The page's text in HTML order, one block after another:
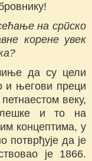
на српско
корене увек
да су цели
и његови преци
веку,
и то на
концептима, у
потврђује да је
је 1866.